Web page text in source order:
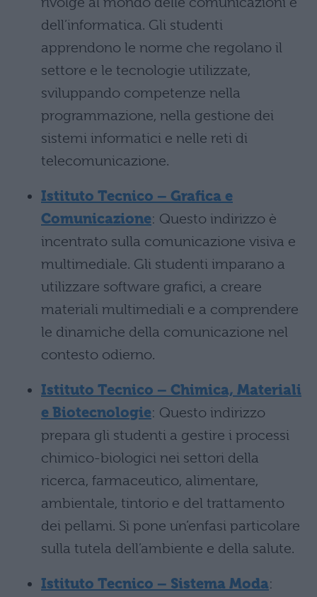
dell’informatica. Gli studenti
apprendono le norme che regolano il
settore e le tecnologie utilizzate,
sviluppando competenze nella
programmazione, nella gestione dei
sistemi informatici e nelle reti di
telecomunicazione.
Istituto Tecnico – Grafica e
Comunicazione: Questo indirizzo è
incentrato sulla comunicazione visiva e
multimediale. Gli studenti imparano a
utilizzare software grafici, a creare
materiali multimediali e a comprendere
le dinamiche della comunicazione nel
contesto odierno.
Istituto Tecnico – Chimica, Materiali
e Biotecnologie: Questo indirizzo
prepara gli studenti a gestire i processi
chimico-biologici nei settori della
ricerca, farmaceutico, alimentare,
ambientale, tintorio e del trattamento
dei pellami. Si pone un’enfasi particolare
sulla tutela dell’ambiente e della salute.
Istituto Tecnico – Sistema Moda: